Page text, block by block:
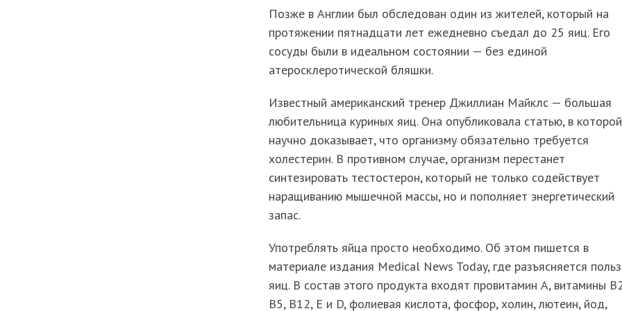
Позже в Англии был обследован один из жителей, который на
протяжении пятнадцати лет ежедневно съедал до 25 яиц. Его
сосуды были в идеальном состоянии — без единой
атеросклеротической бляшки.
Известный американский тренер Джиллиан Майклс — большая
любительница куриных яиц. Она опубликовала статью, в которой
научно доказывает, что организму обязательно требуется
холестерин. В противном случае, организм перестанет
синтезировать тестостерон, который не только содействует
наращиванию мышечной массы, но и пополняет энергетический
запас.
Употреблять яйца просто необходимо. Об этом пишется в
материале издания Medical News Today, где разъясняется
яиц. В состав этого продукта входят провитамин А, витамины
В5, В12, Е и D, фолиевая кислота, фосфор, холин, лютеин, йод,